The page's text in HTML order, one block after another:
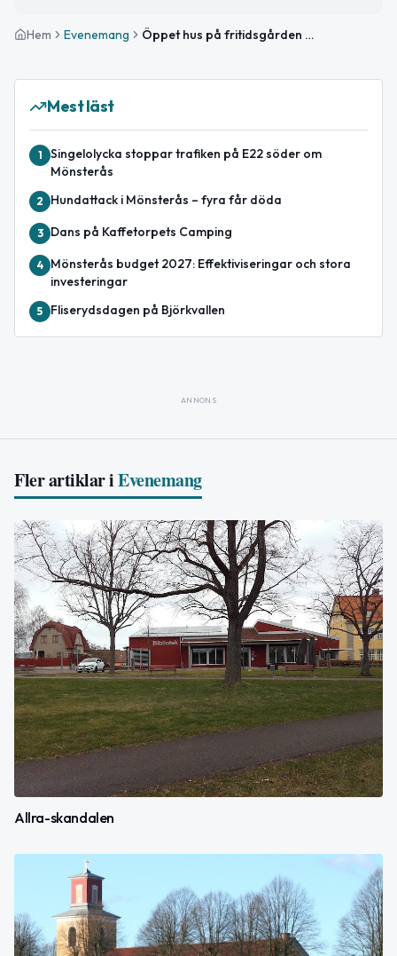
Hem Evenemang Öppet hus på fritidsgården Play
Mest läst
1
Singelolycka stoppar trafiken på E22 söder om
Mönsterås
2 Hundattack i Mönsterås – fyra får döda
3 Dans på Kaffetorpets Camping
4
Mönsterås budget 2027: Effektiviseringar och stora
investeringar
5 Fliserydsdagen på Björkvallen
ANNONS
Fler artiklar iEvenemang
Allra-skandalen